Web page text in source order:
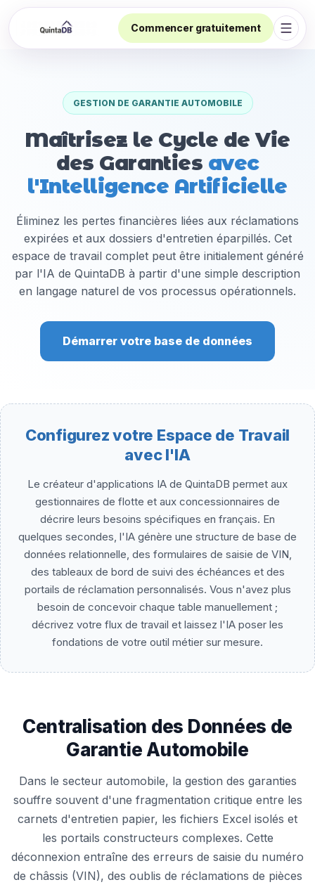
Commencer gratuitement
GESTION DE GARANTIE AUTOMOBILE
Maîtrisez le Cycle de Vie
des Garanties avec
l'Intelligence Artificielle
Éliminez les pertes financières liées aux réclamations
expirées et aux dossiers d'entretien éparpillés. Cet
espace de travail complet peut être initialement généré
par l'IA de QuintaDB à partir d'une simple description
en langage naturel de vos processus opérationnels.
Démarrer votre base de données
Configurez votre Espace de Travail
avec l'IA
Le créateur d'applications IA de QuintaDB permet aux
gestionnaires de flotte et aux concessionnaires de
décrire leurs besoins spécifiques en français. En
quelques secondes, l'IA génère une structure de base de
données relationnelle, des formulaires de saisie de VIN,
des tableaux de bord de suivi des échéances et des
portails de réclamation personnalisés. Vous n'avez plus
besoin de concevoir chaque table manuellement ;
décrivez votre flux de travail et laissez l'IA poser les
fondations de votre outil métier sur mesure.
Centralisation des Données de
Garantie Automobile
Dans le secteur automobile, la gestion des garanties
souffre souvent d'une fragmentation critique entre les
carnets d'entretien papier, les fichiers Excel isolés et
les portails constructeurs complexes. Cette
déconnexion entraîne des erreurs de saisie du numéro
de châssis (VIN), des oublis de réclamations de pièces